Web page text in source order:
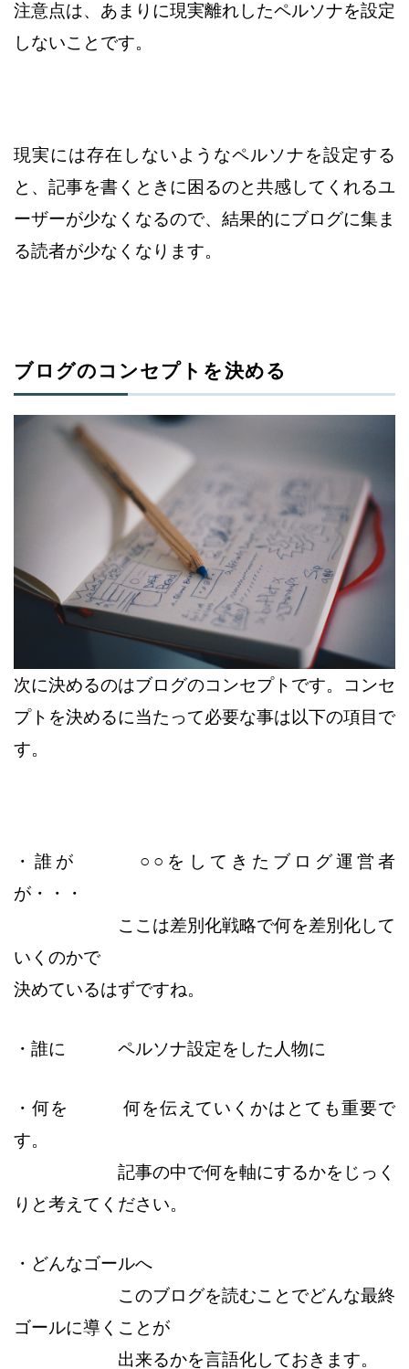
注意点は、あまりに現実離れしたペルソナを設定
しないことです。
現実には存在しないようなペルソナを設定する
と、記事を書くときに困るのと共感してくれるユ
ーザーが少なくなるので、結果的にブログに集ま
る読者が少なくなります。
ブログのコンセプトを決める
次に決めるのはブログのコンセプトです。
コンセ
プトを決めるに当たって必要な事は以下の項目で
す。
・誰が ○○をしてきたブログ運営者
が・・・
ここは差別化戦略で何を差別化して
いくのかで
決めているはずですね。
・誰に ペルソナ設定をした人物に
・何を 何を伝えていくかはとても重要で
す。
記事の中で何を軸にするかをじっく
りと考えてください。
・どんなゴールへ
このブログを読むことでどんな最終
ゴールに導くことが
出来るかを言語化しておきます。